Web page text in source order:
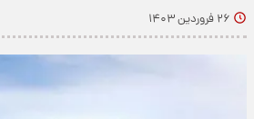
۲۶ فروردین ۱۴۰۳